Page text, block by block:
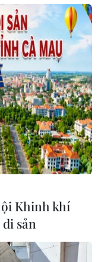
có tiền để
ý định chiếm đoạt
bị may mặc của
Khinh khí
sản